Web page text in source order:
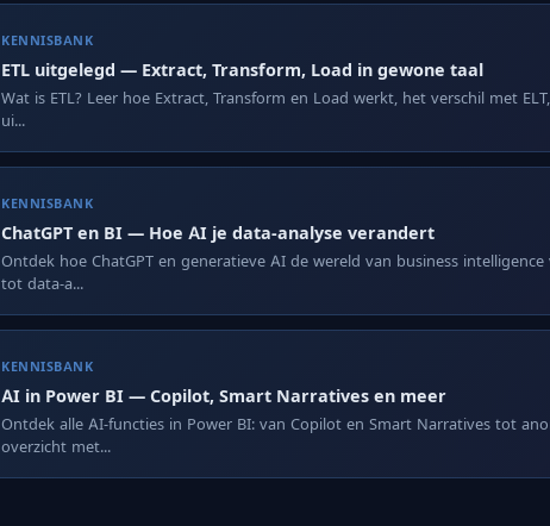
KENNISBANK
ETL uitgelegd — Extract, Transform, Load in gewone taal
Wat is ETL? Leer hoe Extract, Transform en Load werkt, het verschil met
ui...
KENNISBANK
ChatGPT en BI — Hoe AI je data-analyse verandert
Ontdek hoe ChatGPT en generatieve AI de wereld van business intelligence
tot data-a...
KENNISBANK
AI in Power BI — Copilot, Smart Narratives en meer
Ontdek alle AI-functies in Power BI: van Copilot en Smart Narratives tot
overzicht met...